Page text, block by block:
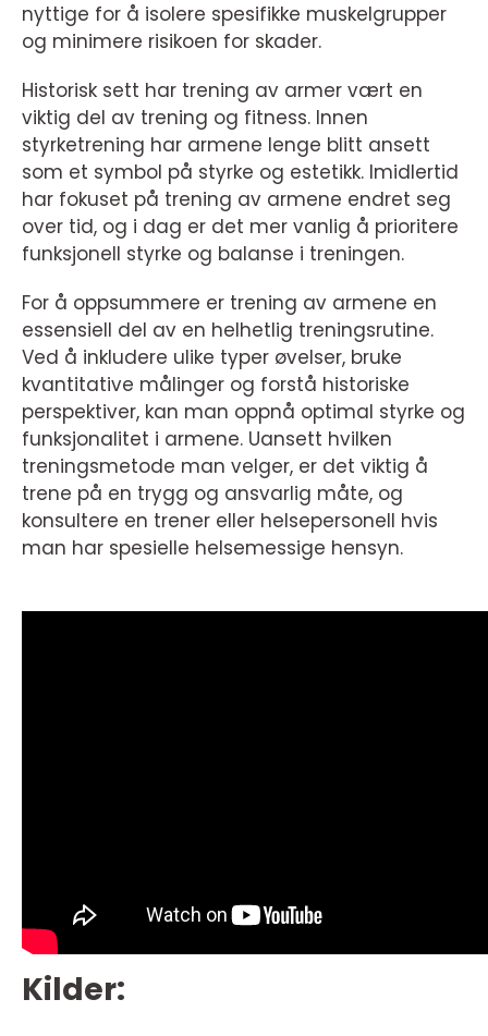
nyttige for å isolere spesifikke muskelgrupper
og minimere risikoen for skader.
Historisk sett har trening av armer vært en
viktig del av trening og fitness. Innen
styrketrening har armene lenge blitt ansett
som et symbol på styrke og estetikk. Imidlertid
har fokuset på trening av armene endret seg
over tid, og i dag er det mer vanlig å prioritere
funksjonell styrke og balanse i treningen.
For å oppsummere er trening av armene en
essensiell del av en helhetlig treningsrutine.
Ved å inkludere ulike typer øvelser, bruke
kvantitative målinger og forstå historiske
perspektiver, kan man oppnå optimal styrke og
funksjonalitet i armene. Uansett hvilken
treningsmetode man velger, er det viktig å
trene på en trygg og ansvarlig måte, og
konsultere en trener eller helsepersonell hvis
man har spesielle helsemessige hensyn.
Kilder: